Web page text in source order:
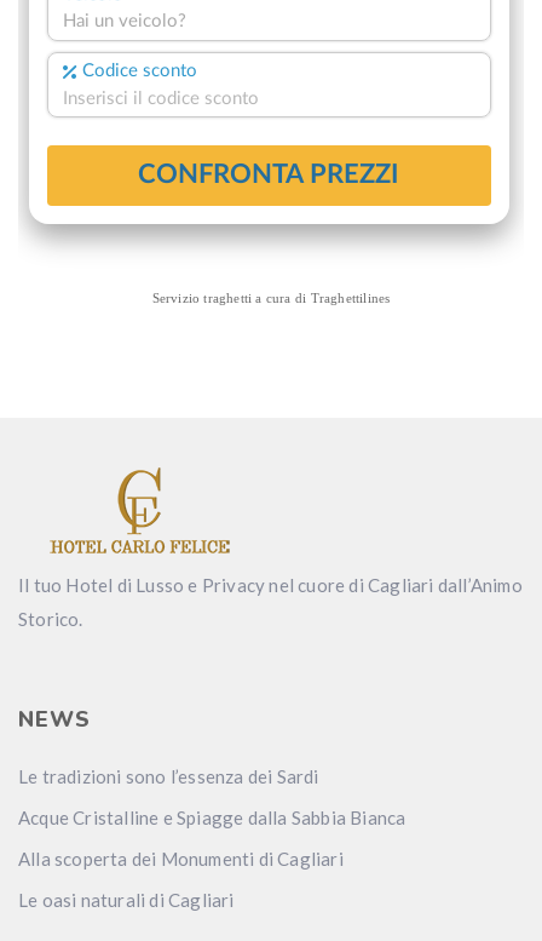
Servizio traghetti a cura di Traghettilines
Il tuo Hotel di Lusso e Privacy nel cuore di Cagliari dall’Animo
Storico.
NEWS
Le tradizioni sono l’essenza dei Sardi
Acque Cristalline e Spiagge dalla Sabbia Bianca
Alla scoperta dei Monumenti di Cagliari
Le oasi naturali di Cagliari